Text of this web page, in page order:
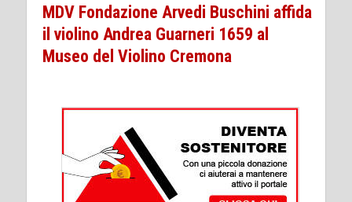
MDV Fondazione Arvedi Buschini affida
il violino Andrea Guarneri 1659 al
Museo del Violino Cremona